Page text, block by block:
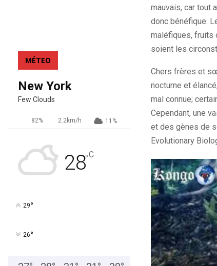
mauvais, car tout
donc bénéfique.
maléfiques, fruits
soient les
Chers frères et
nocturne et
mal connue;
Cependant, une
et des gènes de
Evolutionary
MÉTEO
New York
Few Clouds
82% 2.2km/h 11%
28°C
29°
26°